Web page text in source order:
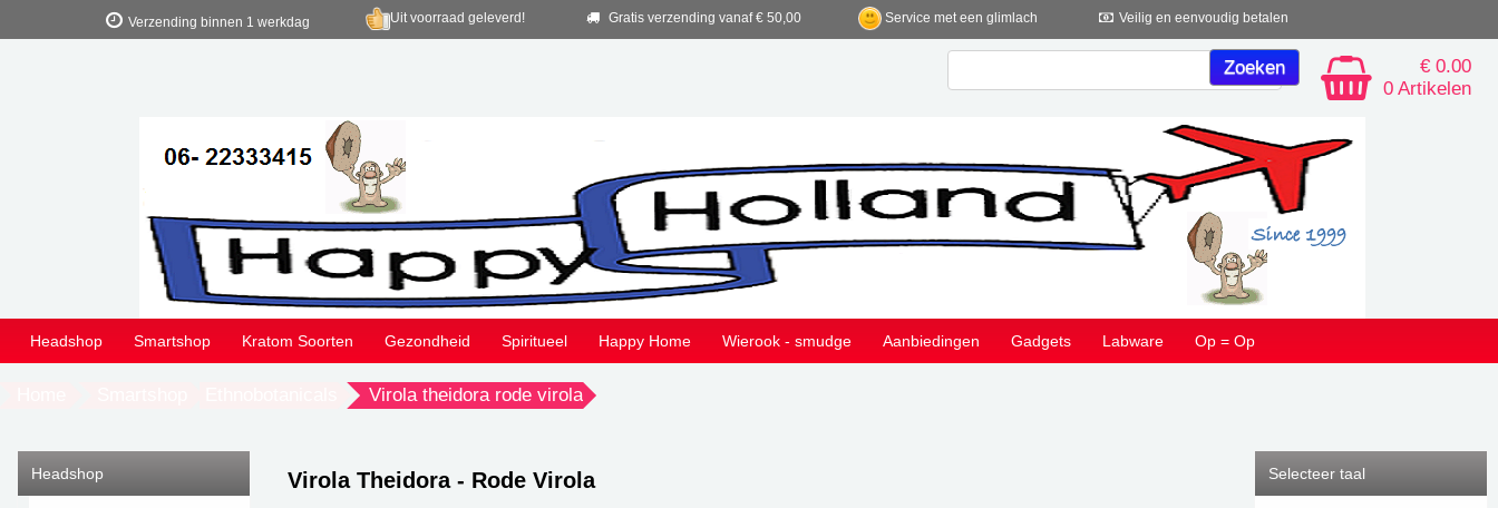
Verzending binnen 1 werkdag Uit voorraad geleverd! Gratis verzending vanaf € 50,00 Service met een glimlach Veilig en eenvoudig betalen
€ 0.00
0 Artikelen
Headshop Smartshop Kratom Soorten Gezondheid Spiritueel Happy Home Wierook - smudge Aanbiedingen Gadgets Labware Op = Op
Virola theidora rode virola
Headshop
Virola Theidora - Rode Virola
Selecteer taal